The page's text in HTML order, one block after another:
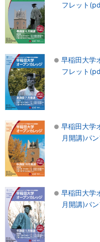
フレット
早稲田大学
フレット
早稲田大学
月開講)パ
早稲田大学
月開講)パ